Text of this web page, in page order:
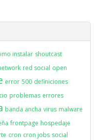
instalar shoutcast
red social open
error 500 definiciones
problemas errores
banda ancha virus malware
frontpage hospedaje
cron cron jobs social